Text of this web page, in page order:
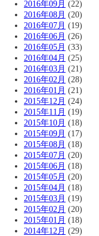
2016年09月 (22)
2016年08月 (20)
2016年07月 (19)
2016年06月 (26)
2016年05月 (33)
2016年04月 (25)
2016年03月 (21)
2016年02月 (28)
2016年01月 (21)
2015年12月 (24)
2015年11月 (19)
2015年10月 (18)
2015年09月 (17)
2015年08月 (18)
2015年07月 (20)
2015年06月 (18)
2015年05月 (20)
2015年04月 (18)
2015年03月 (19)
2015年02月 (20)
2015年01月 (18)
2014年12月 (29)